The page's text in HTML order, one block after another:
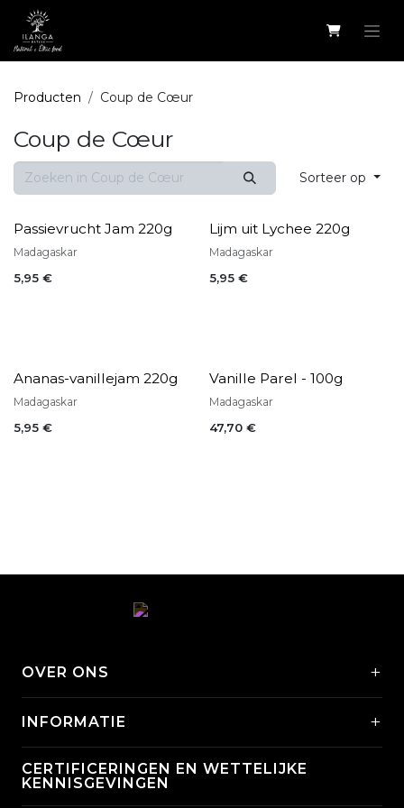
Overslaan naar inhoud
Producten Coup de Cœur
Coup de Cœur
Sorteer op
Passievrucht Jam 220g
Madagaskar
5,95 €
Lijm uit Lychee 220g
Madagaskar
5,95€
Ananas-vanillejam 220g
Madagaskar
5,95 €
Vanille Parel - 100g
Madagaskar
47,70€
OVER ONS +
INFORMATIE +
CERTIFICERINGEN EN WETTELIJKE
KENNISGEVINGEN